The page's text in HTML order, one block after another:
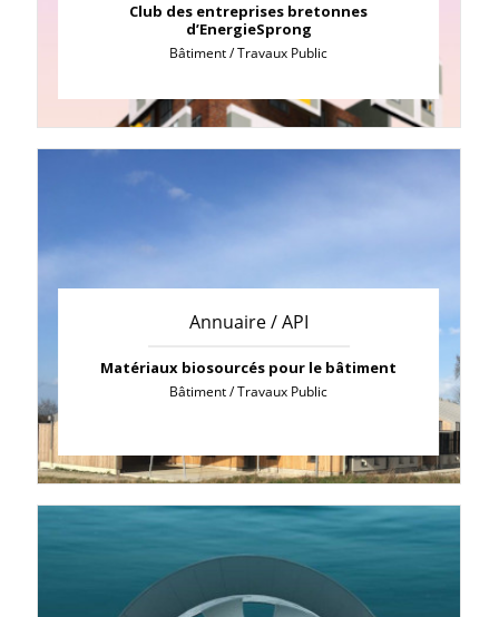
Club des entreprises bretonnes
d’EnergieSprong
Bâtiment / Travaux Public
Annuaire / API
Matériaux biosourcés pour le bâtiment
Bâtiment / Travaux Public